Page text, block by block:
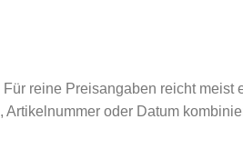
reine Preisangaben reicht meist
oder Datum